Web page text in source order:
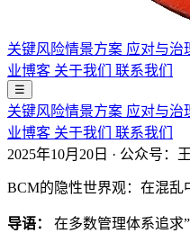
关键风险情景方案 应对与治
业博客 关于我们 联系我们
☰
关键风险情景方案 应对与治
业博客 关于我们 联系我们
2025年10月20日 · 公众号：
BCM的隐性世界观：在混乱
导语：
在多数管理体系追求